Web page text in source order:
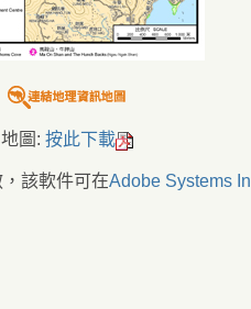
地圖: 按此下載
該軟件可在Adobe Systems